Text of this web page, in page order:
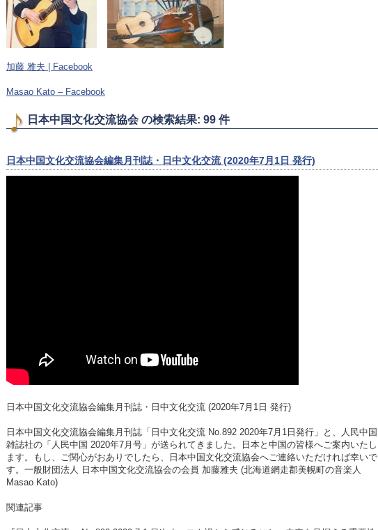
加藤 雅夫 | Facebook
Masao Kato – Facebook
日本中国文化交流協会 の検索結果: 99 件
日本中国文化交流協会編集月刊誌・日中文化交流 (2020年7月1日 発行)
日本中国文化交流協会編集月刊誌・日中文化交流 (2020年7月1日 発行)
日本中国文化交流協会編集月刊誌「日中文化交流 No.892 2020年7月1日発行」と、人民中国
雑誌社の「人民中国 2020年7月号」が送られてきました。日本と中国の皆様へご案内いたし
ます。もし、ご関心がおありでしたら、日本中国文化交流協会へご連絡いただければ幸いで
す。一般財団法人 日本中国文化交流協会の会員 加藤雅夫 (北海道網走郡美幌町の音楽人
Masao Kato)
関連記事